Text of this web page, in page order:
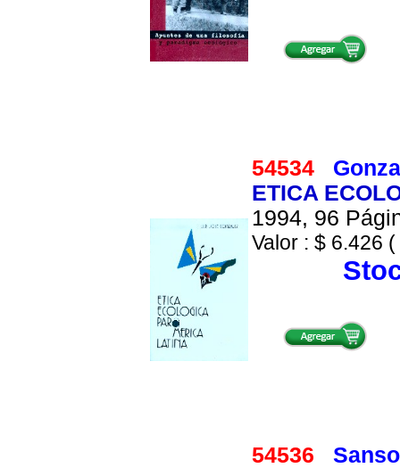
54534
ETICA
1994, 96
Valor : $ 6.426
54536